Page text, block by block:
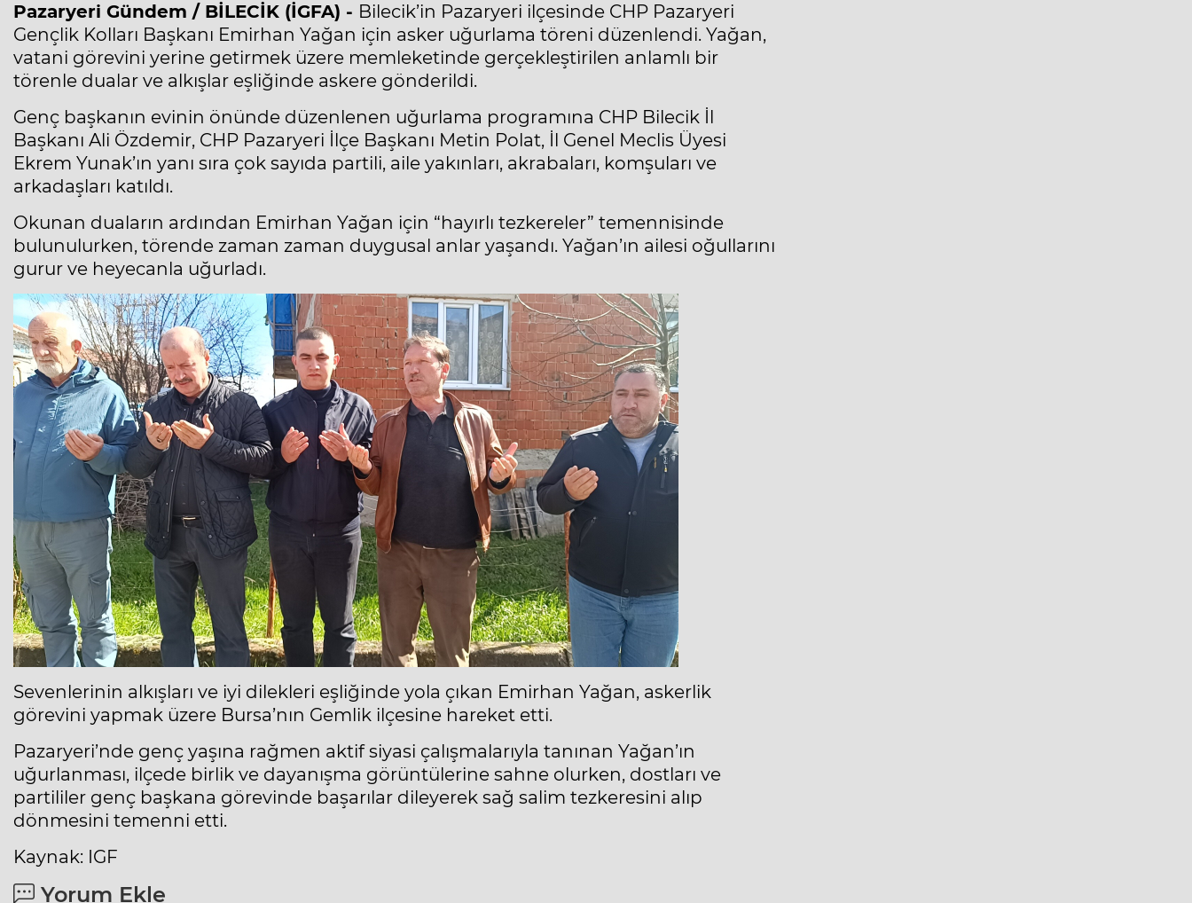
Pazaryeri Gündem / BİLECİK (İGFA) - Bilecik’in Pazaryeri ilçesinde CHP Pazaryeri
Gençlik Kolları Başkanı Emirhan Yağan için asker uğurlama töreni düzenlendi. Yağan,
vatani görevini yerine getirmek üzere memleketinde gerçekleştirilen anlamlı bir
törenle dualar ve alkışlar eşliğinde askere gönderildi.
Genç başkanın evinin önünde düzenlenen uğurlama programına CHP Bilecik İl
Başkanı Ali Özdemir, CHP Pazaryeri İlçe Başkanı Metin Polat, İl Genel Meclis Üyesi
Ekrem Yunak’ın yanı sıra çok sayıda partili, aile yakınları, akrabaları, komşuları ve
arkadaşları katıldı.
Okunan duaların ardından Emirhan Yağan için “hayırlı tezkereler” temennisinde
bulunulurken, törende zaman zaman duygusal anlar yaşandı. Yağan’ın ailesi oğullarını
gurur ve heyecanla uğurladı.
Sevenlerinin alkışları ve iyi dilekleri eşliğinde yola çıkan Emirhan Yağan, askerlik
görevini yapmak üzere Bursa’nın Gemlik ilçesine hareket etti.
Pazaryeri’nde genç yaşına rağmen aktif siyasi çalışmalarıyla tanınan Yağan’ın
uğurlanması, ilçede birlik ve dayanışma görüntülerine sahne olurken, dostları ve
partililer genç başkana görevinde başarılar dileyerek sağ salim tezkeresini alıp
dönmesini temenni etti.
Kaynak: IGF
Yorum Ekle